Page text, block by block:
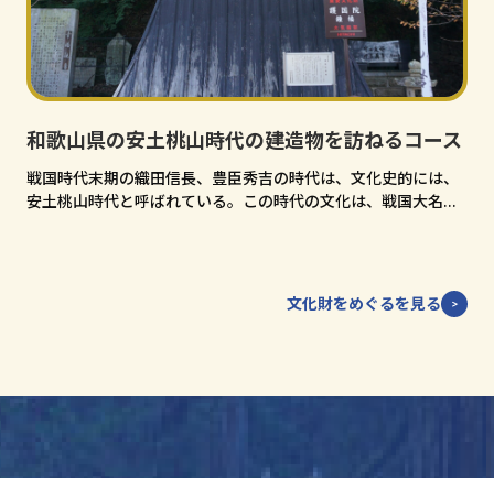
入
り
に
追
加
和歌山県の安土桃山時代の建造物を訪ねるコース
戦国時代末期の織田信長、豊臣秀吉の時代は、文化史的には、
安土桃山時代と呼ばれている。この時代の文化は、戦国大名や
文化財をめぐるを見る